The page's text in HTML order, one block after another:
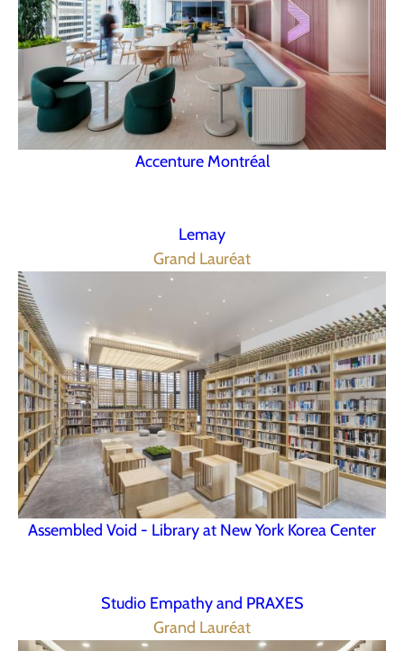
Accenture Montréal
Lemay
Grand Lauréat
Assembled Void - Library at New York Korea Center
Studio Empathy and PRAXES
Grand Lauréat